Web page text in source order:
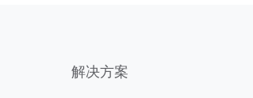
解决方案